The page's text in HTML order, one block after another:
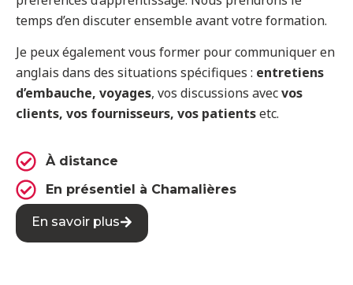
temps d’en discuter ensemble avant votre formation.
Je peux également vous former pour communiquer en
anglais dans des situations spécifiques : entretiens
d’embauche, voyages, vos discussions avecvos
clients, vos fournisseurs, vos patientsetc.
À distance
En présentiel à Chamalières
En savoir plus